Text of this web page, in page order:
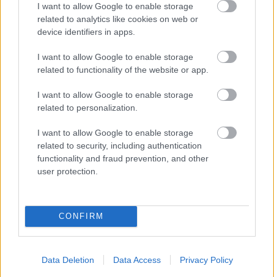
I want to allow Google to enable storage
related to analytics like cookies on web or
device identifiers in apps.
I want to allow Google to enable storage
related to functionality of the website or app.
I want to allow Google to enable storage
related to personalization.
I want to allow Google to enable storage
related to security, including authentication
functionality and fraud prevention, and other
user protection.
CONFIRM
Data Deletion Data Access Privacy Policy
Διαβάστε επίσης
Μείνε Αύγουστο στην Αθήνα κι άσε τους